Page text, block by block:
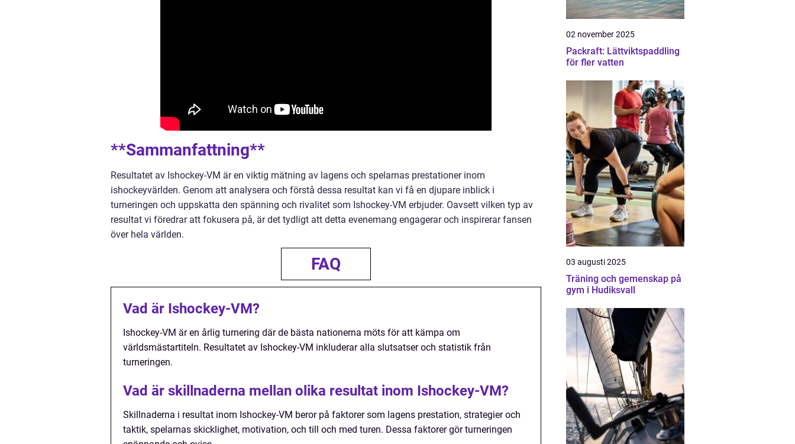
**Sammanfattning**
Resultatet av Ishockey-VM är en viktig mätning av lagens och spelarnas prestationer inom
ishockeyvärlden. Genom att analysera och förstå dessa resultat kan vi få en djupare inblick i
turneringen och uppskatta den spänning och rivalitet som Ishockey-VM erbjuder. Oavsett vilken typ av
resultat vi föredrar att fokusera på, är det tydligt att detta evenemang engagerar och inspirerar fansen
över hela världen.
FAQ
Vad är Ishockey-VM?
Ishockey-VM är en årlig turnering där de bästa nationerna möts för att kämpa om
världsmästartiteln. Resultatet av Ishockey-VM inkluderar alla slutsatser och statistik från
turneringen.
Vad är skillnaderna mellan olika resultat inom Ishockey-VM?
Skillnaderna i resultat inom Ishockey-VM beror på faktorer som lagens prestation, strategier och
taktik, spelarnas skicklighet, motivation, och till och med turen. Dessa faktorer gör turneringen
02 november 2025
Packraft: Lättviktspaddling
för fler vatten
03 augusti 2025
Träning och gemenskap på
gym i Hudiksvall